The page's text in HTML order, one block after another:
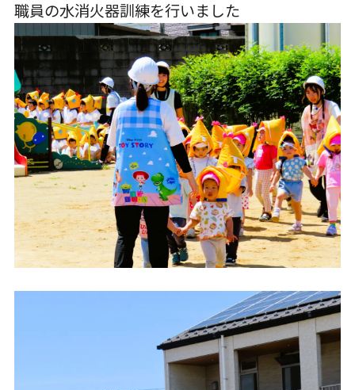
職員の水消火器訓練を行いました